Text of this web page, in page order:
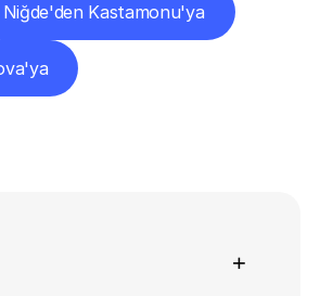
Niğde'den Kastamonu'ya
+